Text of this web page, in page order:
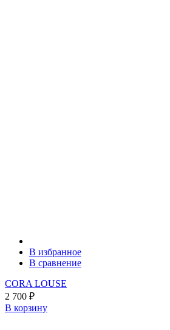
В избранное
В сравнение
CORA LOUSE
2 700 ₽
В корзину